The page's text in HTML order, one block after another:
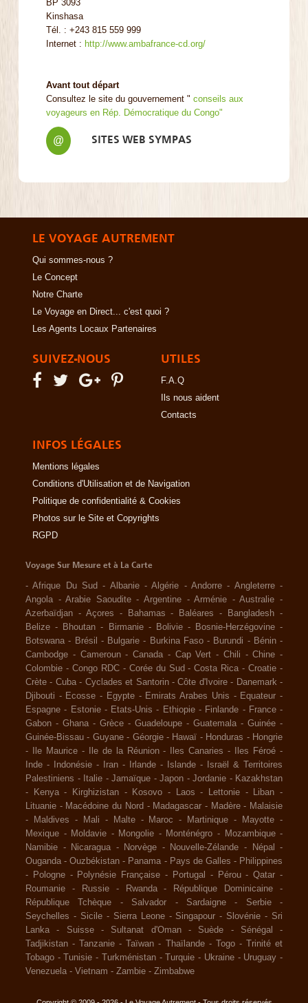
BP 3093
Kinshasa
Tél. : +243 815 559 999
Internet : http://www.ambafrance-cd.org/
Avant tout départ
Consultez le site du gouvernement " conseils aux
voyageurs en Rép. Démocratique du Congo"
@ SITES WEB SYMPAS
LE VOYAGE AUTREMENT
Qui sommes-nous ?
Le Concept
Notre Charte
Le Voyage en Direct... c'est quoi ?
Les Agents Locaux Partenaires
SUIVEZ-NOUS UTILES
F.A.Q
Ils nous aident
Contacts
INFOS LÉGALES
Mentions légales
Conditions d'Utilisation et de Navigation
Politique de confidentialité & Cookies
Photos sur le Site et Copyrights
RGPD
Voyage Sur Mesure et à La Carte
-Afrique Du Sud - Albanie -Algérie -Andorre - Angleterre -
Angola -Arabie Saoudite -Argentine -Arménie -Australie -
Azerbaïdjan - Açores - Bahamas - Baléares - Bangladesh -
Belize - Bhoutan - Birmanie - Bolivie - Bosnie-Herzégovine -
Botswana - Brésil - Bulgarie - Burkina Faso - Burundi - Bénin -
Cambodge - Cameroun - Canada - Cap Vert - Chili -Chine -
Colombie - Congo RDC - Corée du Sud -Costa Rica -Croatie -
Crète - Cuba - Cyclades et Santorin -Côte d'Ivoire - Danemark -
Djibouti - Ecosse - Egypte - Emirats Arabes Unis - Equateur -
Espagne - Estonie - Etats-Unis - Ethiopie - Finlande - France -
Gabon - Ghana - Grèce - Guadeloupe - Guatemala - Guinée -
Guinée-Bissau - Guyane - Géorgie - Hawaï - Honduras - Hongrie
-
Ile Maurice - Ile de la Réunion - Iles Canaries - Iles Féroé -
Inde - Indonésie - Iran - Irlande - Islande -
Israël & Territoires
Palestiniens - Italie - Jamaïque - Japon - Jordanie - Kazakhstan
-
Kenya - Kirghizistan - Kosovo - Laos - Lettonie - Liban -
Lituanie - Macédoine du Nord - Madagascar - Madère - Malaisie
-
Maldives - Mali - Malte - Maroc - Martinique - Mayotte -
Mexique - Moldavie - Mongolie - Monténégro - Mozambique -
Namibie - Nicaragua - Norvège - Nouvelle-Zélande - Népal
-
Ouganda -Ouzbékistan - Panama - Pays de Galles - Philippines
-
Pologne - Polynésie Française - Portugal - Pérou -Qatar -
Roumanie
- Russie - Rwanda - République Dominicaine
-
République Tchèque
- Salvador - Sardaigne - Serbie
-
Seychelles - Sicile - Sierra Leone - Singapour - Slovénie - Sri
Lanka
- Suisse - Sultanat d'Oman - Suède - Sénégal
-
Tadjikistan - Tanzanie - Taïwan - Thaïlande - Togo -
Trinité et
Tobago - Tunisie - Turkménistan - Turquie - Ukraine - Uruguay -
Venezuela - Vietnam - Zambie - Zimbabwe